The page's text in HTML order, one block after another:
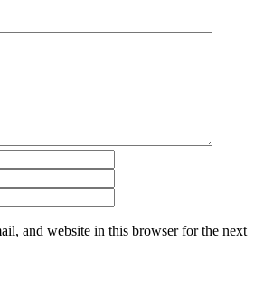
and website in this browser for the next